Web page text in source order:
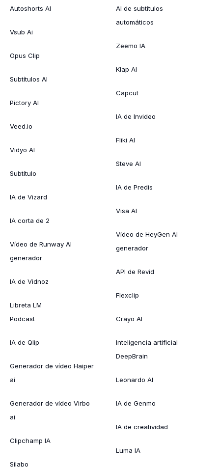
Autoshorts AI
Vsub Ai
Opus Clip
Subtítulos AI
Pictory AI
Veed.io
Vidyo AI
Subtítulo
IA de Vizard
IA corta de 2
Vídeo de Runway AI
generador
IA de Vidnoz
Libreta LM
Podcast
IA de Qlip
Generador de vídeo Haiper
ai
Generador de vídeo Virbo
ai
Clipchamp IA
Sílabo
AI de subtítulos
automáticos
Zeemo IA
Klap AI
Capcut
IA de Invideo
Fliki AI
Steve AI
IA de Predis
Visa AI
Vídeo de HeyGen AI
generador
API de Revid
Flexclip
Crayo AI
Inteligencia artificial
DeepBrain
Leonardo AI
IA de Genmo
IA de creatividad
Luma IA